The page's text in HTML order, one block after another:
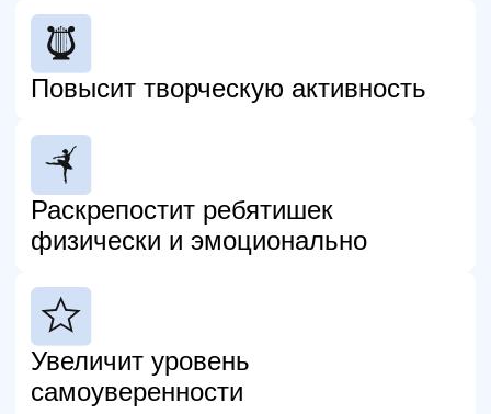
7-8 лет
1 день в неделю по 3 часа
Среда 16:00 - 19:00
Воскресенье 10:00 - 13:00
Вокал (30 мин)
Сценическое движение (45 мин)
Актёрское мастерство (45 мин)
м. Профсоюзная/Вавиловская
Архитектора Власова 6
Стоимость
12 часов занятий
15 750 ₽
1 313 ₽ /час
ЗАПИСЬ В ГРУППУ